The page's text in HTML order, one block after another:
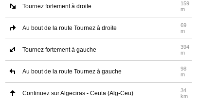
Tournez fortement à droite
159
m
Au bout de la route Tournez à droite
69
m
Tournez fortement à gauche
394
m
Au bout de la route Tournez à gauche
98
m
Continuez sur Algeciras - Ceuta (Alg-Ceu)
34
km